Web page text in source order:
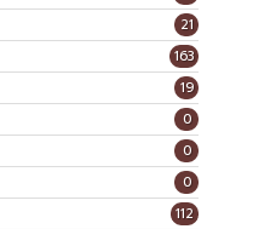
21
163
19
0
0
0
112